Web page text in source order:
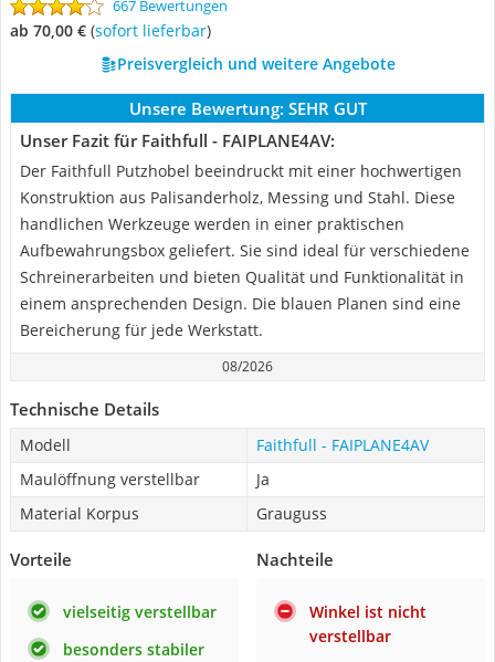
667 Bewertungen
ab 70,00 € ( Sofort lieferbar)
Preisvergleich und weitere Angebote
Unsere Bewertung: SEHR GUT
Unser Fazit für Faithfull - FAIPLANE4AV:
Der Faithfull Putzhobel beeindruckt mit einer hochwertigen
Konstruktion aus Palisanderholz, Messing und Stahl. Diese
handlichen Werkzeuge werden in einer praktischen
Aufbewahrungsbox geliefert. Sie sind ideal für verschiedene
Schreinerarbeiten und bieten Qualität und Funktionalität in
einem ansprechenden Design. Die blauen Planen sind eine
Bereicherung für jede Werkstatt.
08/2026
Technische Details
Modell
Faithfull - FAIPLANE4AV
Maulöffnung verstellbar
Ja
Material Korpus
Grauguss
Vorteile
vielseitig verstellbar
besonders stabiler
Nachteile
Winkel ist nicht
verstellbar